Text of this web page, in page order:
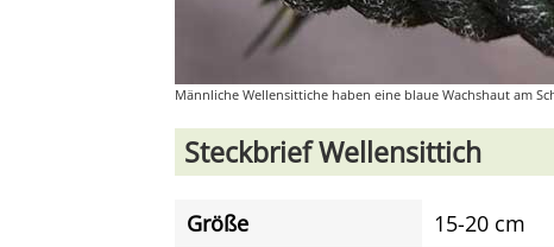
Männliche Wellensittiche haben eine blaue Wachshaut am
Steckbrief Wellensittich
Größe
15-20 cm